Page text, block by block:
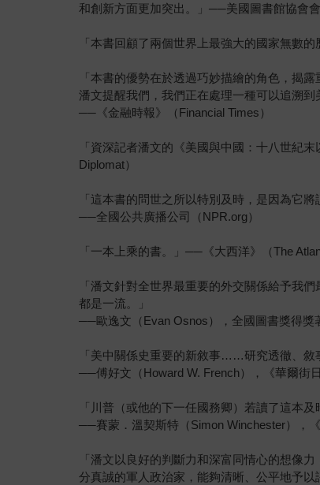
和創新方面更加突出。」──美國圖書館協會會
「本書回顧了兩個世界上最強大的國家無數
「本書的優勢在於透過巧妙描繪的角色，揭
潘文提醒我們，我們正在處理一種可以追溯到
──《金融時報》（Financial Times）
「資深記者潘文的《美國與中國：十八世紀
Diplomat）
「這本書的問世之所以特別及時，是因為它
──全國公共廣播公司（NPR.org）
「一本上乘的書。」──《大西洋》（The
「潘文針對全世界最重要的外交關係給予我
都是一流。」
──歐逸文（Evan Osnos），全國圖書獎得獎
「美中關係史重要的新敘事……研究透徹、
──傅好文（Howard W. French），《華爾街
「川普（或他的下一任國務卿）若讀了這本
──賽蒙．溫契斯特（Simon Winchester），
「潘文以良好的判斷力和深富同情心的想像
分真誠的軍人政治家，能夠清晰、公平地予